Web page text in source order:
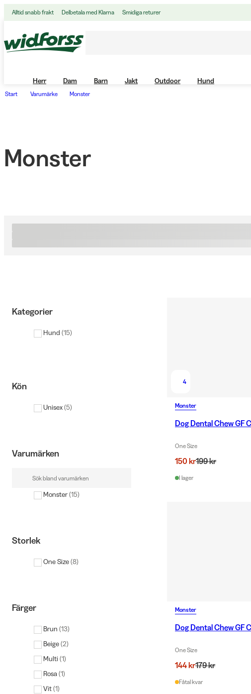
Alltid snabb frakt Delbetala med Klarna Smidiga returer
Herr Dam Barn Jakt Outdoor Hund
Start Varumärke Monster
Monster
Kategorier
Hund (15)
Kön
Unisex(5)
Varumärken
Monster(15)
Storlek
One Size(8)
Färger
Brun (13)
Beige(2)
Multi (1)
Rosa(1)
Vit(1)
4
Monster
Dog Dental Chew GF
One Size
150 kr199 kr
I lager
Monster
Dog Dental Chew GF
One Size
144 kr179 kr
Fåtal kvar